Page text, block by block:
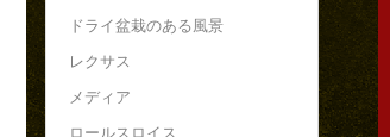
ドライ盆栽のある風景
レクサス
メディア
ロールスロイス